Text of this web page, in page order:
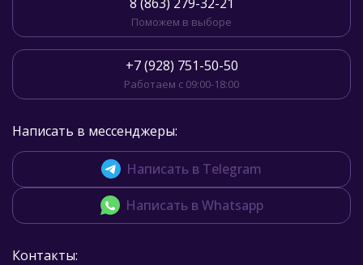
Поможем в выборе
+7 (928) 751-50-50
Работаем с 09:00-18:00
Написать в мессенджеры:
Написать в Telegram
Написать в Whatsapp
Контакты: